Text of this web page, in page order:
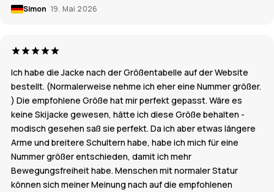
Simon 19. Mai 2026
Ich habe die Jacke nach der Größentabelle auf der Website
bestellt. (Normalerweise nehme ich eher eine Nummer größer.
) Die empfohlene Größe hat mir perfekt gepasst. Wäre es
keine Skijacke gewesen, hätte ich diese Größe behalten -
modisch gesehen saß sie perfekt. Da ich aber etwas längere
Arme und breitere Schultern habe, habe ich mich für eine
Nummer größer entschieden, damit ich mehr
Bewegungsfreiheit habe. Menschen mit normaler Statur
können sich meiner Meinung nach auf die empfohlenen